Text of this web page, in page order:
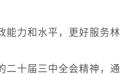
能力和水平，更好服务
二十届三中全会精神，